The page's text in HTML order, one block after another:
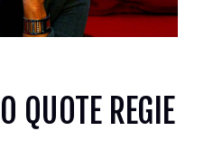
QUOTE REGIE
der HFF, München